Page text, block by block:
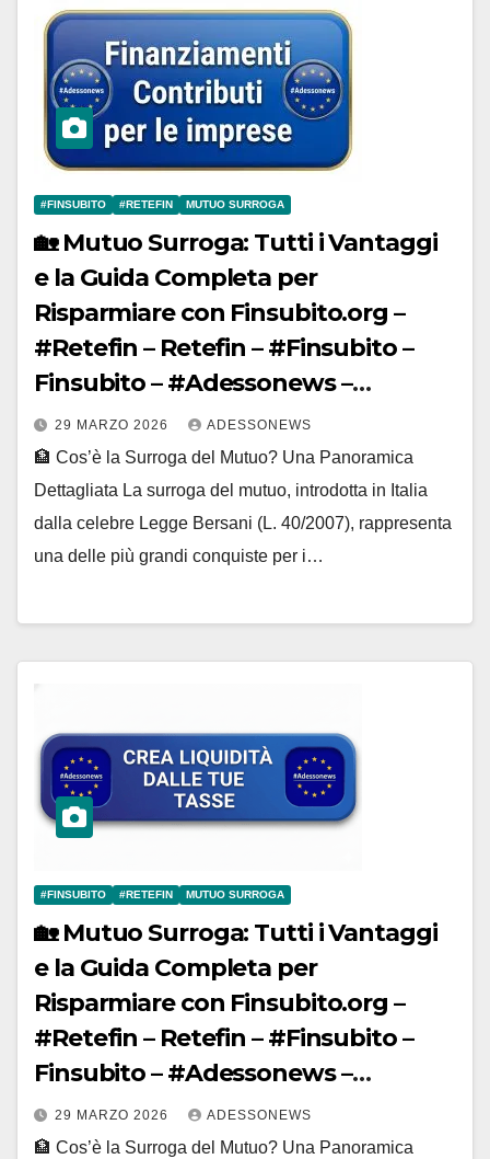
#FINSUBITO #RETEFIN MUTUO SURROGA
🏡 Mutuo Surroga: Tutti i Vantaggi
e la Guida Completa per
Risparmiare con Finsubito.org –
#Retefin – Retefin – #Finsubito –
Finsubito – #Adessonews –
#Adessonews – #Finsubito –
Adessonews – #Adessonews –
#Finsubito – Adessonews –
#Adessonews – #Finsubito –
Adessonews
29 MARZO 2026 ADESSONEWS
🏦 Cos’è la Surroga del Mutuo? Una Panoramica
Dettagliata La surroga del mutuo, introdotta in Italia
dalla celebre Legge Bersani (L. 40/2007), rappresenta
una delle più grandi conquiste per i…
#FINSUBITO #RETEFIN MUTUO SURROGA
🏡 Mutuo Surroga: Tutti i Vantaggi
e la Guida Completa per
Risparmiare con Finsubito.org –
#Retefin – Retefin – #Finsubito –
Finsubito – #Adessonews –
#Adessonews – #Finsubito –
Adessonews – #Adessonews –
29 MARZO 2026 ADESSONEWS
🏦 Cos’è la Surroga del Mutuo? Una Panoramica